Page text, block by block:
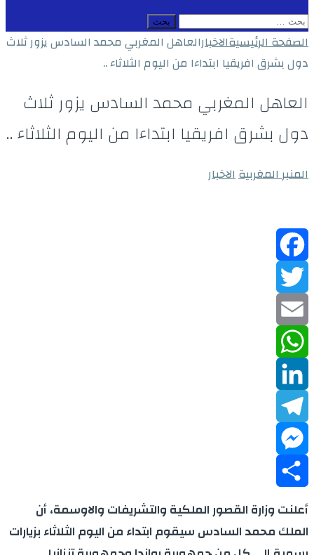
البحث
عن:
الصفحة الرئيسيةالاخبارالعاهل المغربي محمد السادس يزور ثلاث
دول بشرق افريقيا ابتداءا من اليوم الثلاثاء ..
العاهل المغربي محمد السادس يزور ثلاث
دول بشرق افريقيا ابتداءا من اليوم الثلاثاء ..
المنبر المغربيةالاخبار
Facebook
Twitter
Email
WhatsApp
LinkedIn
Telegram
Messenger
Share
أعلنت وزارة القصور الملكية والتشريفات والاوسمة، أن
الملك محمد السادس سيقوم ابتداء من اليوم الثلاثاء بزيارات